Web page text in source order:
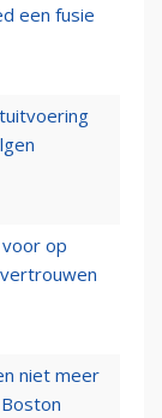
een fusie
op
niet meer